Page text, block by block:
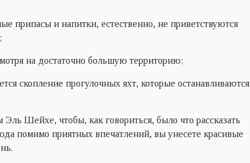
припасы и напитки, естественно, не приветствуются
на достаточно большую территорию;
скопление прогулочных яхт, которые останавливаются
Шейхе, чтобы, как говориться, было что рассказать
помимо приятных впечатлений, вы унесете красивые